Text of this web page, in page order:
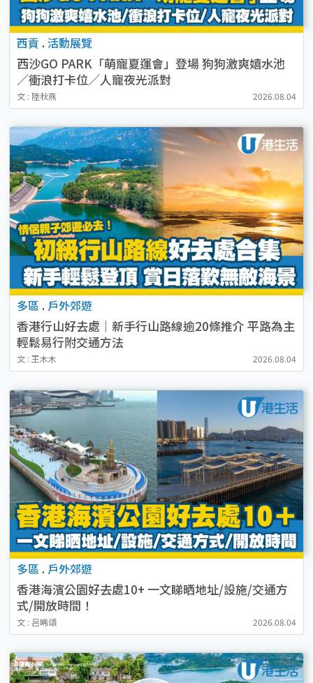
西貢 . 活動展覽
西沙GO PARK「萌寵夏運會」登場 狗狗激爽嬉水池
／衝浪打卡位／人寵夜光派對
文 : 陸秋燕 2026.08.04
多區 . 戶外郊遊
香港行山好去處｜新手行山路線逾20條推介 平路為主
輕鬆易行附交通方法
文 : 王木木 2026.08.04
多區 . 戶外郊遊
香港海濱公園好去處10+ 一文睇晒地址/設施/交通方
式/開放時間！
文 : 呂晞頌 2026.08.04